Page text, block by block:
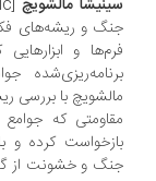
مالشویچ
و ریشه‌های فکری،
و ابزارهایی که
جوامع
با بررسی
که جوامع مدرن
کرده و با
و خشونت از گذشته تا